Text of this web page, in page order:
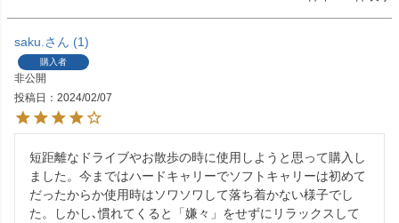
saku. 1
購入者
非公開
投稿日
2024/02/07
短距離なドライブやお散歩の時に使用しようと思って購入し
ました。今まではハードキャリーでソフトキャリーは初めて
だったからか使用時はソワソワして落ち着かない様子でし
た。しかし､慣れてくると「嫌々」をせずにリラックスして